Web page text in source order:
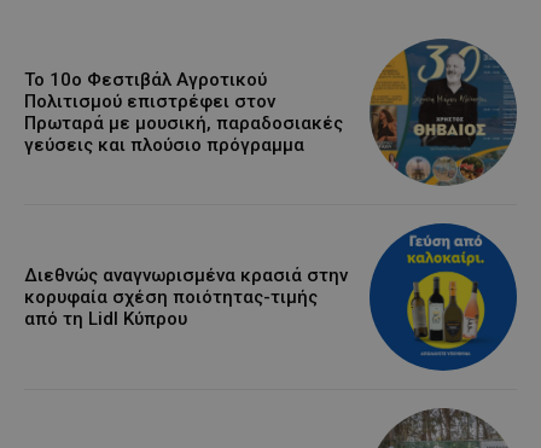
Το 10ο Φεστιβάλ Αγροτικού
Πολιτισμού επιστρέφει στον
Πρωταρά με μουσική, παραδοσιακές
γεύσεις και πλούσιο πρόγραμμα
Διεθνώς αναγνωρισμένα κρασιά στην
κορυφαία σχέση ποιότητας-τιμής
από τη Lidl Κύπρου